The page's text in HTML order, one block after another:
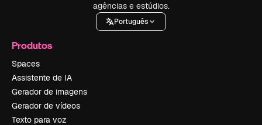
agências e estúdios.
Português
Produtos
Spaces
Assistente de IA
Gerador de imagens
Gerador de vídeos
Texto para voz